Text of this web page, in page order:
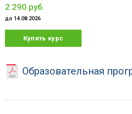
2 290 руб.
до 14.08.2026
Купить курс
Образовательная